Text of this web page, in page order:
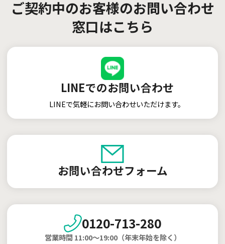
ご契約中のお客様のお問い合わせ
窓口はこちら
LINEでのお問い合わせ
LINEで気軽にお問い合わせいただけます。
お問い合わせフォーム
0120-713-280
営業時間 11:00～19:00（年末年始を除く）